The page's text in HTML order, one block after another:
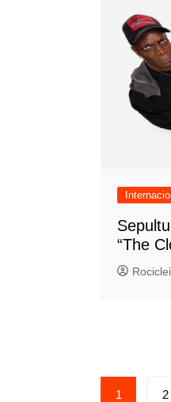
“The
Rociclei
1 2